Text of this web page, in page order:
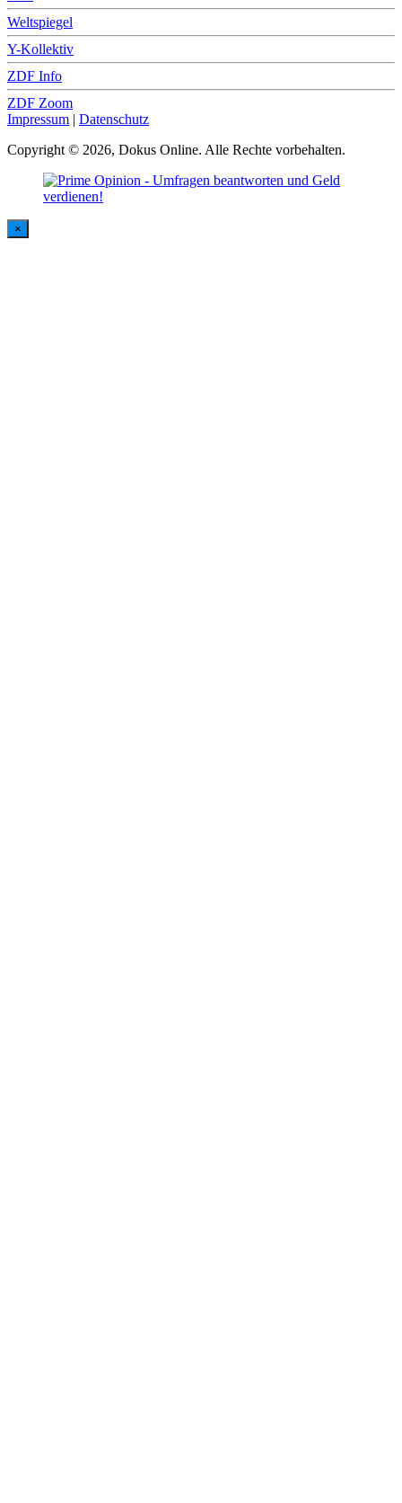
Weltspiegel
Y-Kollektiv
ZDF Info
ZDF Zoom
Impressum | Datenschutz
Copyright © 2026, Dokus Online. Alle Rechte vorbehalten.
×